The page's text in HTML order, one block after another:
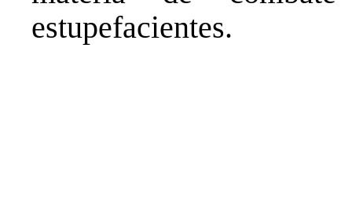
estupefacientes.